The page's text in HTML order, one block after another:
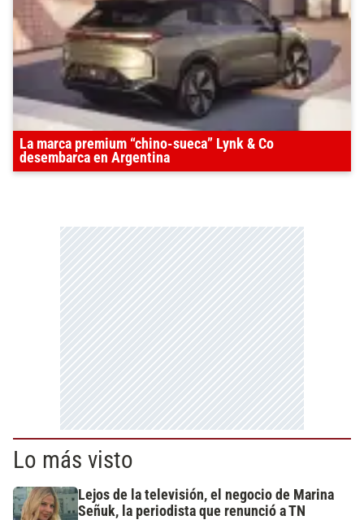
La marca premium “chino-sueca” Lynk & Co
desembarca en Argentina
Lo más visto
Lejos de la televisión, el negocio de Marina
Señuk, la periodista que renunció a TN